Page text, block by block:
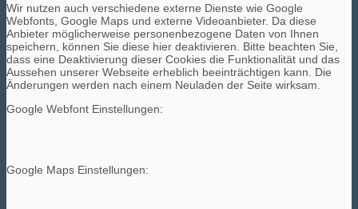
Wir nutzen auch verschiedene externe Dienste wie Google
Webfonts, Google Maps und externe Videoanbieter. Da diese
Anbieter möglicherweise personenbezogene Daten von Ihnen
speichern, können Sie diese hier deaktivieren. Bitte beachten Sie,
dass eine Deaktivierung dieser Cookies die Funktionalität und das
Aussehen unserer Webseite erheblich beeinträchtigen kann. Die
Änderungen werden nach einem Neuladen der Seite wirksam.
Google Webfont Einstellungen:
Google Maps Einstellungen: